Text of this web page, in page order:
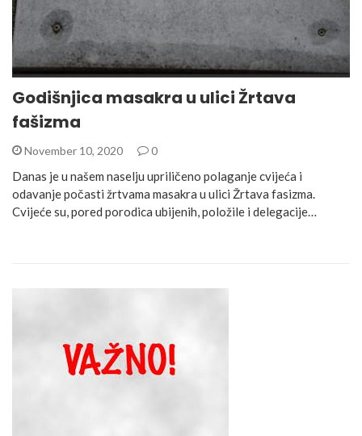
Godišnjica masakra u ulici Žrtava
fašizma
November 10, 2020 0
Danas je u našem naselju upriličeno polaganje cvijeća i
odavanje počasti žrtvama masakra u ulici Žrtava fasizma.
Cvijeće su, pored porodica ubijenih, položile i delegacije…